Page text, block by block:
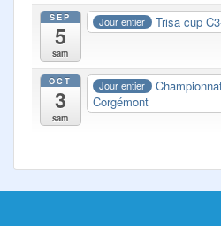
SEP
5
sam
Jour entier Trisa cup
OCT
3
sam
Jour entier
Corgémont